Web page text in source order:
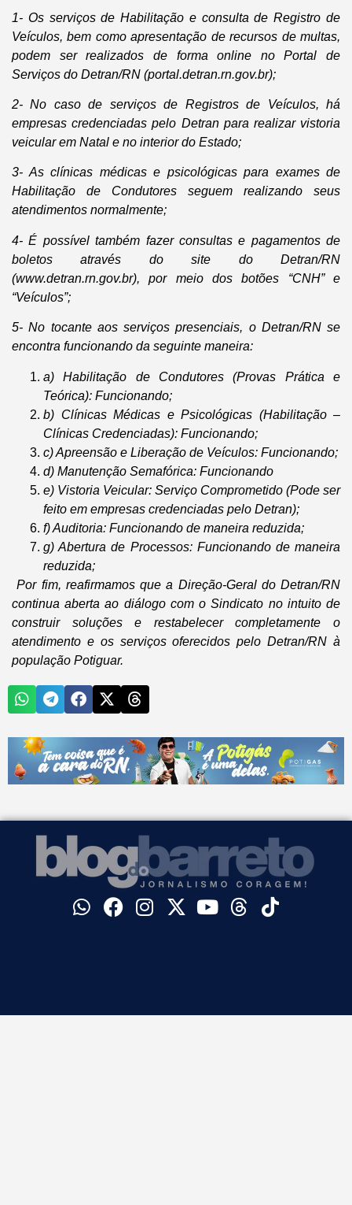
1- Os serviços de Habilitação e consulta de Registro de
Veículos, bem como apresentação de recursos de multas,
podem ser realizados de forma online no Portal de
Serviços do Detran/RN (portal.detran.rn.gov.br);
2- No caso de serviços de Registros de Veículos, há
empresas credenciadas pelo Detran para realizar vistoria
veicular em Natal e no interior do Estado;
3- As clínicas médicas e psicológicas para exames de
Habilitação de Condutores seguem realizando seus
atendimentos normalmente;
4- É possível também fazer consultas e pagamentos de
boletos através do site do Detran/RN
(www.detran.rn.gov.br), por meio dos botões “CNH” e
“Veículos”;
5- No tocante aos serviços presenciais, o Detran/RN se
encontra funcionando da seguinte maneira:
a) Habilitação de Condutores (Provas Prática e
Teórica): Funcionando;
b) Clínicas Médicas e Psicológicas (Habilitação –
Clínicas Credenciadas): Funcionando;
c) Apreensão e Liberação de Veículos: Funcionando;
d) Manutenção Semafórica: Funcionando
e) Vistoria Veicular: Serviço Comprometido (Pode ser
feito em empresas credenciadas pelo Detran);
f) Auditoria: Funcionando de maneira reduzida;
g) Abertura de Processos: Funcionando de maneira
reduzida;
Por fim, reafirmamos que a Direção-Geral do Detran/RN
continua aberta ao diálogo com o Sindicato no intuito de
construir soluções e restabelecer completamente o
atendimento e os serviços oferecidos pelo Detran/RN à
população Potiguar.